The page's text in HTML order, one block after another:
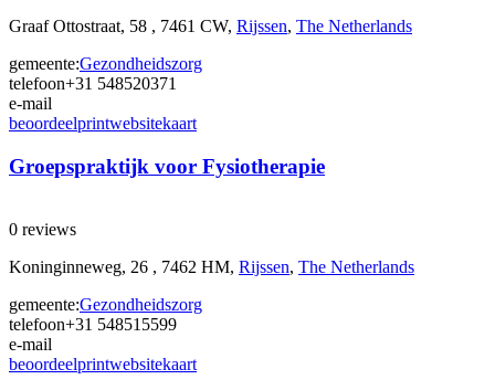
Graaf Ottostraat, 58 , 7461 CW, Rijssen, The Netherlands
gemeente:Gezondheidszorg
telefoon+31 548520371
e-mail
beoordeelprintwebsitekaart
Groepspraktijk voor Fysiotherapie
0 reviews
Koninginneweg, 26 , 7462 HM, Rijssen, The Netherlands
gemeente:Gezondheidszorg
telefoon+31 548515599
e-mail
beoordeelprintwebsitekaart